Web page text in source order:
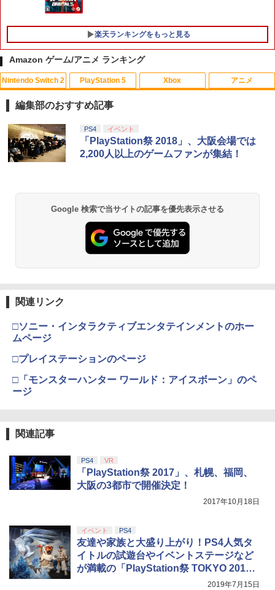
楽天ランキングをもっと見る
1
PS5 コントローラー カバー PS5 コント
ローラー 本体 保護 PS5 コントローラー
ケース PlayStation5 プレステ5 プレイ
り止め 汚れ防止 耐衝撃 簡単装着 ソフト
ケース ソフトカバー シリコン素材 スキ
ン アクセサリー 送料無料
Slim / PS5 Pro 用 縦置き スタンド 円形
安定感UP ブラック ブルー シルバー グ
レー ゲームアクセサリー ◇ALW-P5216
イステーション プレステ プレステ5 プレ
本製 天然ゴム 6個セット PS5 PS4 Switc
アシスト リング スポンジ リコイル制御
4 グランツーリスモ7 PS5版
￥3,779
5
【特典】クライムライト／CRYMELIGH
T PS5版(【予約外付特典】DLC2種セ
ット（アクセサリー「涙の理念」、アク
セサリー「はなまるじるし」 ）)
1
【中古】ナイトメアー・ビフォア・クリ
ス…コレクターズEDデジタルリマスター
版 【ブルーレイ】／クリス・サランドン
￥540
ーレイ／海外アニメ・定番スタジオ
￥681
￥987
【中古】塔の上のラプンツェル 3D スー
パー・セット 【ブルーレイ】／中川翔子
5
【中古】魔女の宅急便 ブルーレイディス
ク 【レンタル落ち】
Amazon ゲーム/アニメ ランキング
Nintendo Switch 2
1
スプラトゥーン レイダース|オンライン
コード版
スプラトゥーン レイダース -Switch2
￥6,455
3
￥55,871
4
ニンテンドープリペイド番号 9000円|オ
5
ニンテンドープリペイド番号 5000円|オ
ンラインコード版
￥5,000
PlayStation 5
1
PlayStation 5 デジタル・エディション
日本語専用 Console Language: Japan
ese only (CFI-2200B01)
プロダクトコード 封入
3
4
【純正品】DualSense ワイヤレスコン
5
【純正品】DualSense ワイヤレスコン
トローラー(CFI-ZCT2J)
Xbox
1
【純正品】Xbox ワイヤレス コントロー
ラー + USB-C® ケーブル
Xbox プリペイドカード 5,000円 デジタ
ンラインコード]
3
￥7,681
B-C ケーブル
【純正品】Xbox ワイヤレス コントロー
ラー (カーボンブラック)
￥8,020
アニメ
1
【Amazon.co.jp限定】劇場版モノノ怪
第三章 蛇神 (Amazon.co.jp限定オリジ
ナル三方背収納ケース付きコレクション)
(オリジナル特典:オリジナル巾着＋メー
ボード付) [Blu-ray]
￥10,780
窩座再来 通常版 [Blu-ray]
窩座再来 通常版 [DVD]
￥3,523
4
￥8,698
第三章 蛇神 (オリジナル特典:オリジナル
巾着＋メーカー特典:【坤と離】二振りの
剣、十翼より来たる！スタジオ描き下ろ
しイラストボード付) [DVD]
編集部のおすすめ記事
PS4 イベント
「PlayStation祭 2018」、大阪会場では
2,200人以上のゲームファンが集結！
Google 検索で当サイトの記事を優先表示させる
関連リンク
□ソニー・インタラクティブエンタテインメントのホー
ムページ
□プレイステーションのページ
□「モンスターハンター ワールド：アイスボーン」のペ
ージ
関連記事
PS4 VR
「PlayStation祭 2017」、札幌、福岡、
大阪の3都市で開催決定！
2017年10月18日
イベント PS4
友達や家族と大盛り上がり！PS4人気タ
イトルの試遊台やイベントステージなど
が満載の「PlayStation祭 TOKYO 201
2019年7月15日